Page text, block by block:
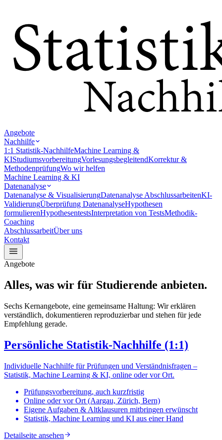
Angebote
Nachhilfe
1:1 Statistik-NachhilfeMachine Learning &
KIStudiumsvorbereitungVorlesungsbegleitendKorrektur &
MethodenprüfungWo wir helfen
Machine Learning & KI
Datenanalyse
Datenanalyse & VisualisierungDatenanalyse AbschlussarbeitenKI-
ValidierungÜberprüfung DatenanalyseHypothesen
formulierenHypothesentestsInterpretation von TestsMethodik-
Coaching
AbschlussarbeitÜber uns
Kontakt
Angebote
Alles, was wir für Studierende anbieten.
Sechs Kernangebote, eine gemeinsame Haltung: Wir erklären
verständlich, dokumentieren reproduzierbar und stehen für jede
Empfehlung gerade.
Persönliche Statistik-Nachhilfe (1:1)
Individuelle Nachhilfe für Prüfungen und Verständnisfragen –
Statistik, Machine Learning & KI, online oder vor Ort.
Prüfungsvorbereitung, auch kurzfristig
Online oder vor Ort (Aargau, Zürich, Bern)
Eigene Aufgaben & Altklausuren mitbringen erwünscht
Statistik, Machine Learning und KI aus einer Hand
Detailseite ansehen